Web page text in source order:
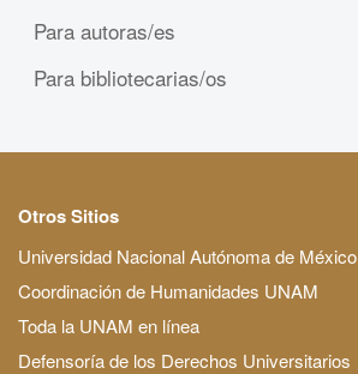
Para autoras/es
Para bibliotecarias/os
Otros Sitios
Universidad Nacional Autónoma de México
Coordinación de Humanidades UNAM
Toda la UNAM en línea
Defensoría de los Derechos Universitarios